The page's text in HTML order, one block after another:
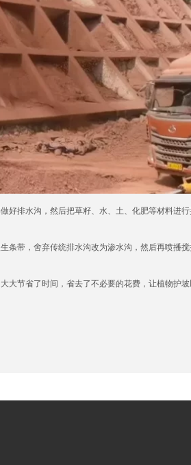
排水沟，然后把草籽、水、土、化肥等材料进
带，舍弃传统排水沟改为渗水沟，然后再喷播
节省了时间，省去了不必要的花费，让植物护